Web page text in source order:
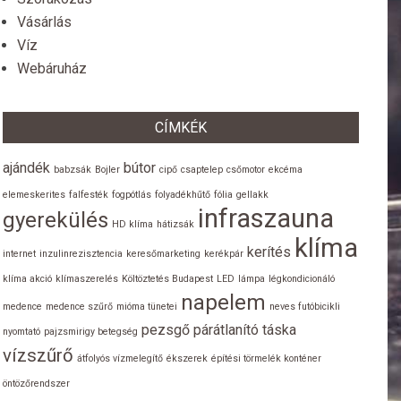
Vásárlás
Víz
Webáruház
CÍMKÉK
ajándék babzsák Bojler bútor cipő csaptelep csőmotor ekcéma
elemeskerites falfesték fogpótlás folyadékhűtő fólia gellakk
gyerekülés HD klíma hátizsák infraszauna
internet inzulinrezisztencia keresőmarketing kerékpár kerítés klíma
klíma akció klímaszerelés Költöztetés Budapest LED lámpa légkondicionáló
medence medence szűrő mióma tünetei napelem neves futóbicikli
nyomtató pajzsmirigy betegség pezsgő párátlanító táska
vízszűrő átfolyós vízmelegítő ékszerek építési törmelék konténer
öntözőrendszer